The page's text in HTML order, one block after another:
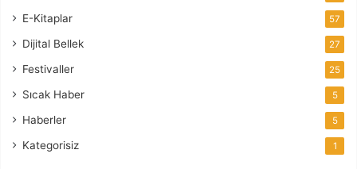
E-Kitaplar 57
Dijital Bellek 27
Festivaller 25
Sıcak Haber 5
Haberler 5
Kategorisiz 1